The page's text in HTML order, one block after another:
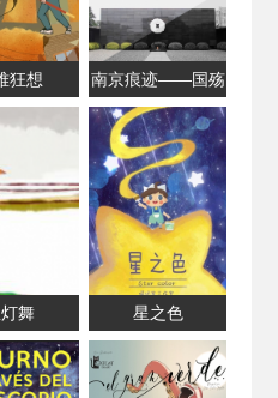
狂想
南京痕迹——国殇
八十载纪念短片
舞 星之色